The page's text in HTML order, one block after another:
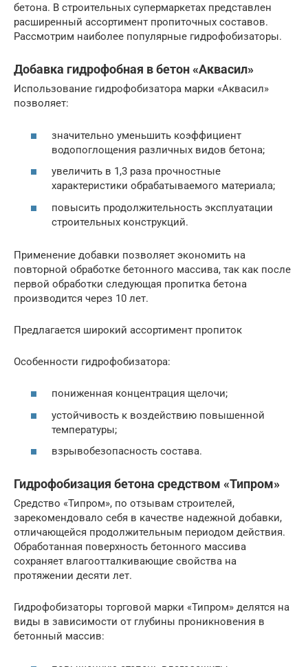
бетона. В строительных супермаркетах представлен
расширенный ассортимент пропиточных составов.
Рассмотрим наиболее популярные гидрофобизаторы.
Добавка гидрофобная в бетон «Аквасил»
Использование гидрофобизатора марки «Аквасил»
позволяет:
значительно уменьшить коэффициент
водопоглощения различных видов бетона;
увеличить в 1,3 раза прочностные
характеристики обрабатываемого материала;
повысить продолжительность эксплуатации
строительных конструкций.
Применение добавки позволяет экономить на
повторной обработке бетонного массива, так как после
первой обработки следующая пропитка бетона
производится через 10 лет.
Предлагается широкий ассортимент пропиток
Особенности гидрофобизатора:
пониженная концентрация щелочи;
устойчивость к воздействию повышенной
температуры;
взрывобезопасность состава.
Гидрофобизация бетона средством «Типром»
Средство «Типром», по отзывам строителей,
зарекомендовало себя в качестве надежной добавки,
отличающейся продолжительным периодом действия.
Обработанная поверхность бетонного массива
сохраняет влагоотталкивающие свойства на
протяжении десяти лет.
Гидрофобизаторы торговой марки «Типром» делятся на
виды в зависимости от глубины проникновения в
бетонный массив: